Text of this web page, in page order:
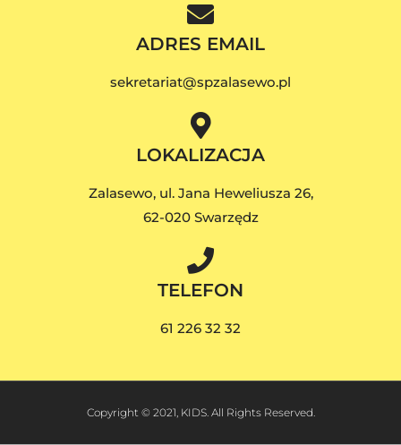
ADRES EMAIL
sekretariat@spzalasewo.pl
LOKALIZACJA
Zalasewo, ul. Jana Heweliusza 26,
62-020 Swarzędz
TELEFON
61 226 32 32
Copyright © 2021, KIDS. All Rights Reserved.